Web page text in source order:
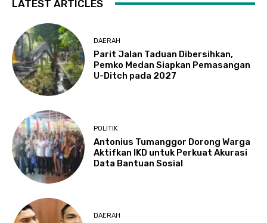
LATEST ARTICLES
DAERAH
Parit Jalan Taduan Dibersihkan,
Pemko Medan Siapkan Pemasangan
U-Ditch pada 2027
POLITIK
Antonius Tumanggor Dorong Warga
Aktifkan IKD untuk Perkuat Akurasi
Data Bantuan Sosial
DAERAH